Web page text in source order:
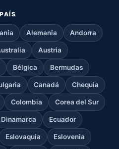
Alemania Andorra
Austria
Bélgica Bermudas
Canadá Chequia
Colombia Corea del Sur
Dinamarca Ecuador
Eslovaquia Eslovenia